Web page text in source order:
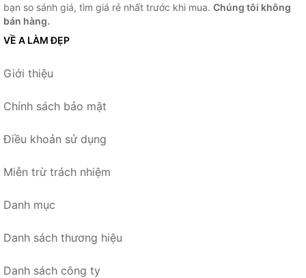
bạn so sánh giá, tìm giá rẻ nhất trước khi mua. Chúng tôi không
bán hàng.
VỀ A LÀM ĐẸP
Giới thiệu
Chính sách bảo mật
Điều khoản sử dụng
Miễn trừ trách nhiệm
Danh mục
Danh sách thương hiệu
Danh sách công ty